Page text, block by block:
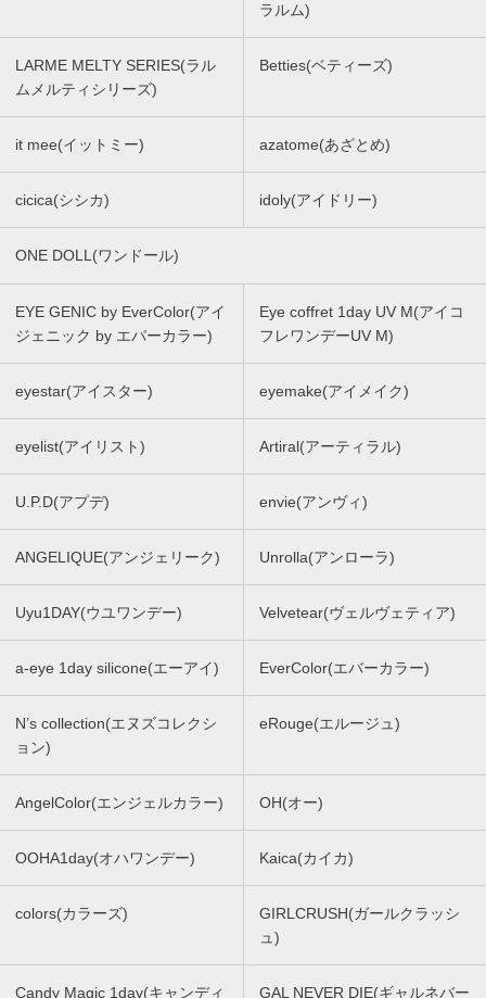
ラルム)
LARME MELTY SERIES(ラル
ムメルティシリーズ)
Betties(ベティーズ)
it mee(イットミー) azatome(あざとめ)
cicica(シシカ) idoly(アイドリー)
ONE DOLL(ワンドール)
EYE GENIC by EverColor(アイ
ジェニック by エバーカラー)
Eye coffret 1day UV M(アイコ
フレワンデーUV M)
eyestar(アイスター) eyemake(アイメイク)
eyelist(アイリスト) Artiral(アーティラル)
U.P.D(アプデ) envie(アンヴィ)
ANGELIQUE(アンジェリーク) Unrolla(アンローラ)
Uyu1DAY(ウユワンデー) Velvetear(ヴェルヴェティア)
a-eye 1day silicone(エーアイ) EverColor(エバーカラー)
N’s collection(エヌズコレクシ
ョン)
eRouge(エルージュ)
AngelColor(エンジェルカラー) OH(オー)
OOHA1day(オハワンデー) Kaica(カイカ)
colors(カラーズ)
GIRLCRUSH(ガールクラッシ
ュ)
Candy Magic 1day(キャンディ GAL NEVER DIE(ギャルネバー